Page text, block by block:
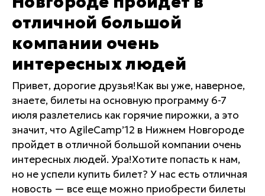
info@lred.ru
Все контакты
отличной большой
компании очень
интересных людей
Привет, дорогие друзья!Как вы уже, наверное,
знаете, билеты на основную программу 6-7
июля разлетелись как горячие пирожки, а это
значит, что AgileCamp’12 в Нижнем Новгороде
пройдет в отличной большой компании очень
интересных людей. Ура!Хотите попасть к нам,
но не успели купить билет? У нас есть отличная
новость — все еще можно приобрести билеты